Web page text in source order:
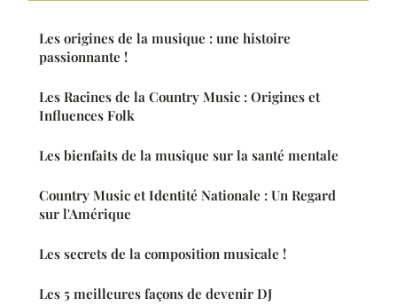
Les origines de la musique : une histoire
passionnante !
Les Racines de la Country Music : Origines et
Influences Folk
Les bienfaits de la musique sur la santé mentale
Country Music et Identité Nationale : Un Regard
sur l'Amérique
Les secrets de la composition musicale !
Les 5 meilleures façons de devenir DJ